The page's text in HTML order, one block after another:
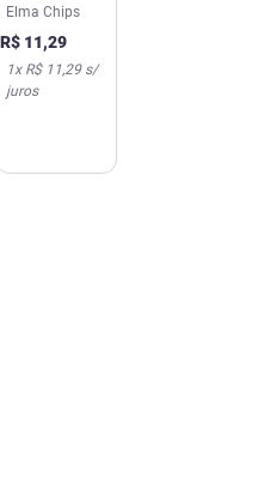
Doritos
Nacho 75g
Elma Chips
R$ 11,29
1x R$ 11,29s/
juros